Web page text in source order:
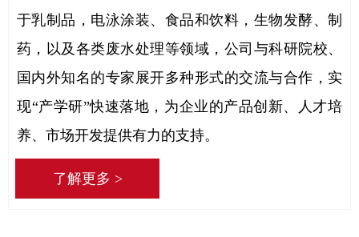
于乳制品，电泳涂装、食品和饮料，生物发酵、制
药，以及各类废水处理等领域，公司与科研院校、
国内外知名的专家展开多种形式的交流与合作，实
现“产学研”快速落地，为企业的产品创新、人才培
养、市场开发提供有力的支持。
了解更多 >